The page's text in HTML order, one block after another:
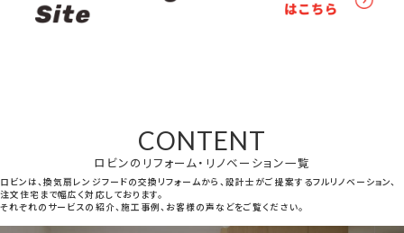
CONTENT
ロビンのリフォーム・リノベーション一覧
ロビンは、換気扇レンジフードの交換リフォームから、設計士がご提案するフルリノベーション、
注文住宅まで幅広く対応しております。
それぞれのサービスの紹介、施工事例、お客様の声などをご覧ください。